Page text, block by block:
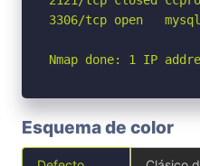
3306/tcp open   mysql
Nmap done: 1 IP
Esquema de color